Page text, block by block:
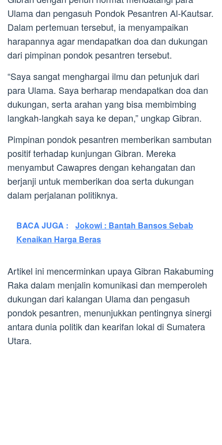
Ulama dan pengasuh Pondok Pesantren Al-Kautsar.
Dalam pertemuan tersebut, ia menyampaikan
harapannya agar mendapatkan doa dan dukungan
dari pimpinan pondok pesantren tersebut.
“Saya sangat menghargai ilmu dan petunjuk dari
para Ulama. Saya berharap mendapatkan doa dan
dukungan, serta arahan yang bisa membimbing
langkah-langkah saya ke depan,” ungkap Gibran.
Pimpinan pondok pesantren memberikan sambutan
positif terhadap kunjungan Gibran. Mereka
menyambut Cawapres dengan kehangatan dan
berjanji untuk memberikan doa serta dukungan
dalam perjalanan politiknya.
BACA JUGA :
Jokowi : Bantah Bansos Sebab
Kenaikan Harga Beras
Artikel ini mencerminkan upaya Gibran Rakabuming
Raka dalam menjalin komunikasi dan memperoleh
dukungan dari kalangan Ulama dan pengasuh
pondok pesantren, menunjukkan pentingnya sinergi
antara dunia politik dan kearifan lokal di Sumatera
Utara.